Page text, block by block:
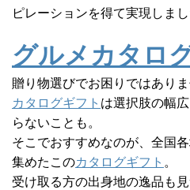
ピレーションを得て実現しまし
グルメカタロ
贈り物選びでお困りではあり
カタログギフト は選択肢の幅
らないことも。
そこでおすすめなのが、全国
集めたこのカタログギフト 。
受け取る方の出身地の逸品も